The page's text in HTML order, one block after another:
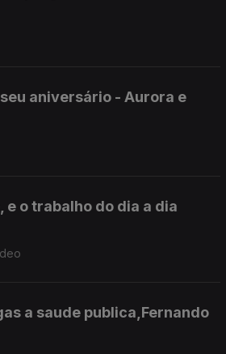
aniversário - Aurora e
e o trabalho do dia a dia
a saude publica,Fernando